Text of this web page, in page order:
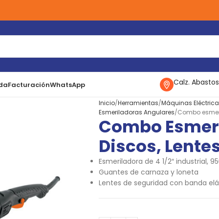
FacturaciónWhatsApp Calz.
Inicio Herramientas Máquinas
Esmeriladoras Angulares Combo
Combo
Discos,
Esmeriladora de 4 1/2″ industrial,
Guantes de carnaza y loneta
Lentes de seguridad con banda